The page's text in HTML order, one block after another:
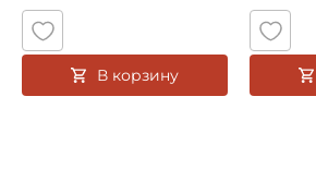
В корзину